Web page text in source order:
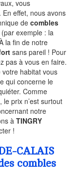
vous
En effet, nous avons
de combles
exemple : la
la fin de notre
sans pareil ! Pour
pas à vous en faire.
habitat vous
qui concerne le
Comme
prix n’est surtout
notre
à TINGRY
!
CALAIS
combles